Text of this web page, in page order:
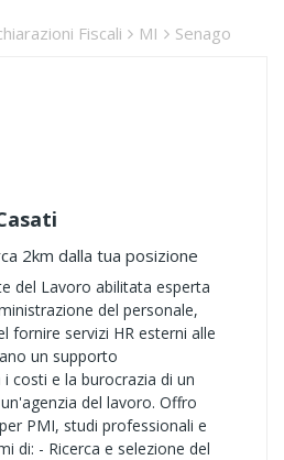
Fiscali MI Senago
2km dalla tua posizione
del Lavoro abilitata esperta
del personale,
fornire servizi HR esterni alle
un supporto
costi e la burocrazia di un
del lavoro. Offro
PMI, studi professionali e
di: - Ricerca e selezione del